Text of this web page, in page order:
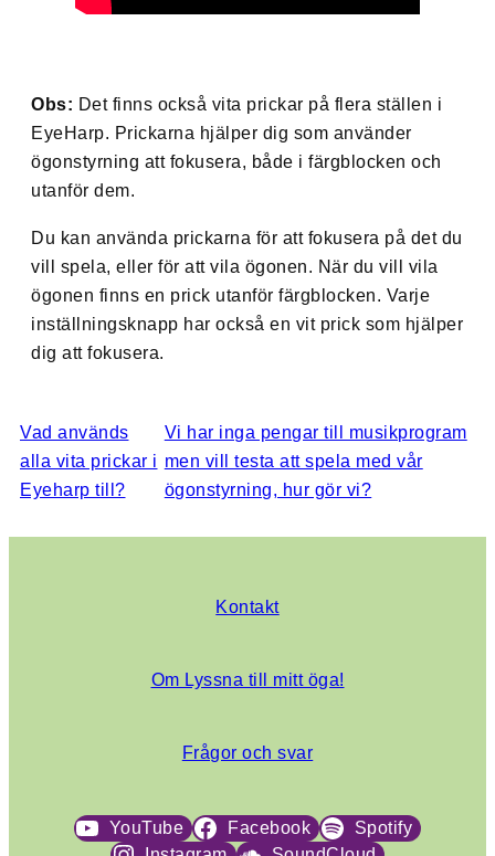
Obs: Det finns också vita prickar på flera ställen i
EyeHarp. Prickarna hjälper dig som använder
ögonstyrning att fokusera, både i färgblocken och
utanför dem.
Du kan använda prickarna för att fokusera på det du
vill spela, eller för att vila ögonen. När du vill vila
ögonen finns en prick utanför färgblocken. Varje
inställningsknapp har också en vit prick som hjälper
dig att fokusera.
Vad används
alla vita prickar i
Eyeharp till?
Vi har inga pengar till musikprogram
men vill testa att spela med vår
ögonstyrning, hur gör vi?
Kontakt
Om Lyssna till mitt öga!
Frågor och svar
YouTube Facebook
Spotify